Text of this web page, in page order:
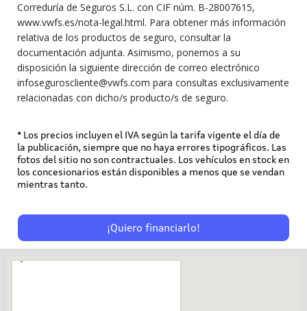
Correduría de Seguros S.L. con CIF núm. B-28007615,
www.vwfs.es/nota-legal.html. Para obtener más información
relativa de los productos de seguro, consultar la
documentación adjunta. Asimismo, ponemos a su
disposición la siguiente dirección de correo electrónico
infoseguroscliente@vwfs.com para consultas exclusivamente
relacionadas con dicho/s producto/s de seguro.
* Los precios incluyen el IVA según la tarifa vigente el día de
la publicación, siempre que no haya errores tipográficos. Las
fotos del sitio no son contractuales. Los vehículos en stock en
los concesionarios están disponibles a menos que se vendan
mientras tanto.
¡Quiero financiarlo!